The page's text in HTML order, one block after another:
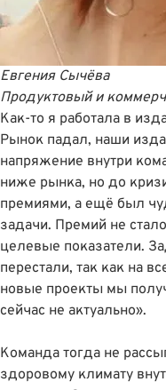
Евгения Сычёва
Продуктовый и
Как-то я работала в
Рынок падал, наши
напряжение внутри
ниже рынка, но до
премиями, а ещё был
задачи. Премий не
целевые показатели.
перестали, так как на
новые проекты мы
сейчас не актуально».
Команда тогда не
здоровому климату